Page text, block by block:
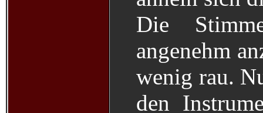
Die
angenehm
wenig rau.
den